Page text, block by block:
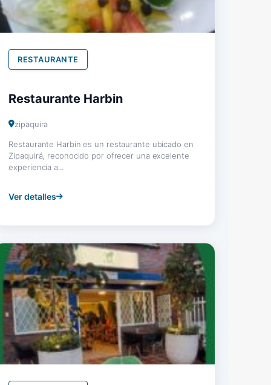
RESTAURANTE
Restaurante Harbin
zipaquira
Restaurante Harbin es un restaurante ubicado en
Zipaquirá, reconocido por ofrecer una excelente
experiencia a...
Ver detalles